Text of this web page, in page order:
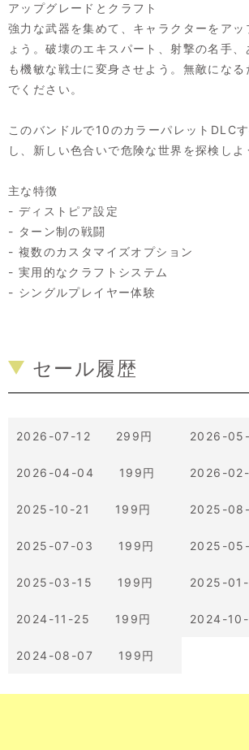
アップグレードとクラフト
強力な武器を集めて、キャラクターをアッ
ょう。破壊のエキスパート、射撃の名手
も機敏な戦士に変身させよう。無敵になる
でください。
このバンドルで10のカラーパレットDLC
し、新しい色合いで危険な世界を探検しよ
主な特徴
- ディストピア設定
- ターン制の戦闘
- 複数のカスタマイズオプション
- 実用的なクラフトシステム
- シングルプレイヤー体験
セール履歴
2026-07-12 299円 2026-
2026-04-04 199円 2026-
2025-10-21 199円 2025-
2025-07-03 199円 2025-
2025-03-15 199円 2025-
2024-11-25 199円 2024-
2024-08-07 199円